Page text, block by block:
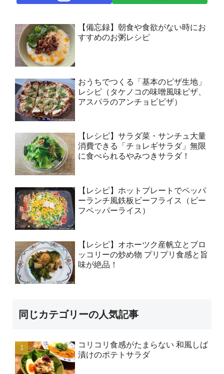
【備忘録】朝食や食欲がない時にお
すすめのお粥レシピ
おうちでつくる「基本のピザ生地」
レシピ（タケノコの味噌風味ピザ、
アスパラのアンチョビピザ）
【レシピ】サラダ菜・サンチュ大量
消費できる「チョレギサラダ」無限
に食べられるやみつきサラダ！
【レシピ】ホットプレートでペッパ
ーランチ風鉄板ビーフライス（ビー
フペッパーライス）
【レシピ】オホーツク産帆立とブロ
ッコリーの炒め物 プリプリ食感と旨
味が絶品！
同じカテゴリーの人気記事
コリコリ食感がたまらない 和風しば
漬けのポテトサラダ